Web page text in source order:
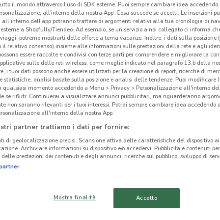
CIAMPINO
il mondo attraverso l’uso di SDK esterne. Puoi sempre cambiare idea accedendo
all’interno della nostra App. Cosa succede se accetti: Le inserzioni
all'interno dell’app potranno trattare di argomenti relativi alla tua cronologia di
a Shopfully/Tiendeo. Ad esempio, se un servizio a noi collegato ci informa
potremo mostrarti delle offerte a tema vacanze. Inoltre, i dati sulla posizione
il relativo consenso) insieme alle informazioni sulle prestazioni della rete e agli
essere raccolte e condivisi con terze parti per comprendere e migliorare la
sulle delle reti wireless, come meglio indicato nel paragrafo 13.b della
i tuoi dati possono anche essere utilizzati per la creazione di report, ricerche di
statistiche, analisi basate sulla posizione e analisi delle tendenze. Puoi modificare
qualsiasi momento accedendo a Menu > Privacy > Personalizzazione all'interno
se rifiuti: Continuerai a visualizzare annunci pubblicitari, ma riguarderanno
non saranno rilevanti per i tuoi interessi. Potrai sempre cambiare idea accedendo
all'interno della nostra App.
partner trattiamo i dati per fornire:
di geolocalizzazione precisi. Scansione attiva delle caratteristiche del dispositivo
Archiviare informazioni su dispositivo e/o accedervi. Pubblicità e contenuti
prestazioni dei contenuti e degli annunci, ricerche sul pubblico, sviluppo di
Mostra finalità Accetto